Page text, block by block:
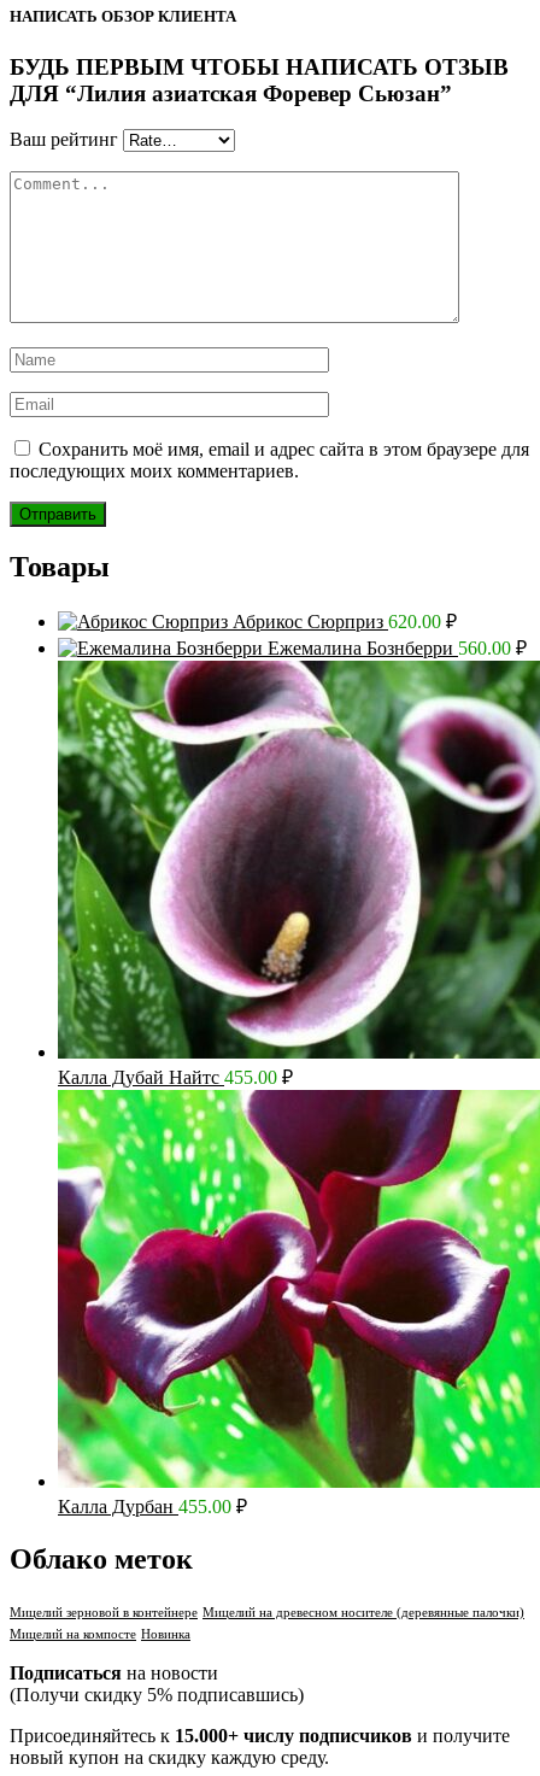
НАПИСАТЬ ОБЗОР КЛИЕНТА
БУДЬ ПЕРВЫМ ЧТОБЫ НАПИСАТЬ ОТЗЫВ
ДЛЯ “Лилия азиатская Форевер Сьюзан”
Ваш рейтинг
Сохранить моё имя, email и адрес сайта в этом браузере для
последующих моих комментариев.
Товары
Абрикос Сюрприз 620.00 ₽
Ежемалина Бознберри 560.00 ₽
Калла Дубай Найтс 455.00 ₽
Калла Дурбан 455.00 ₽
Облако меток
Мицелий зерновой в контейнере Мицелий на древесном носителе (деревянные палочки)
Мицелий на компосте Новинка
Подписаться на новости
(Получи скидку 5% подписавшись)
Присоединяйтесь к 15.000+ числу подписчиков и получите
новый купон на скидку каждую среду.